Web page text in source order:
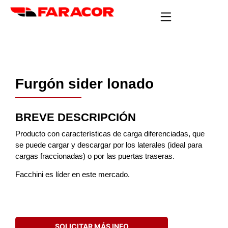
Furgón sider lonado
BREVE DESCRIPCIÓN
Producto con características de carga diferenciadas, que
se puede cargar y descargar por los laterales (ideal para
cargas fraccionadas) o por las puertas traseras.
Facchini es líder en este mercado.
SOLICITAR MÁS INFO